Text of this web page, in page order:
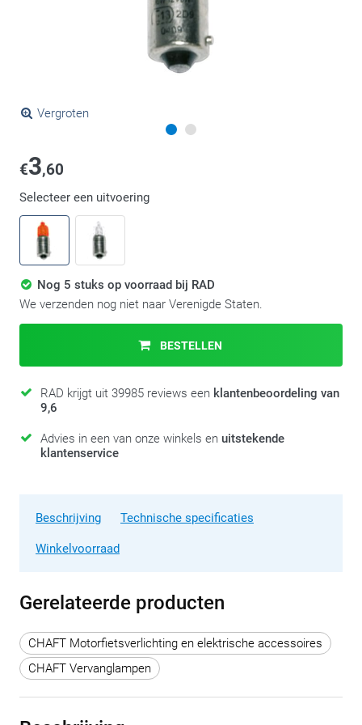
Vergroten
€3,60
Selecteer een uitvoering
Nog 5 stuks op voorraad bij RAD
We verzenden nog niet naar Verenigde Staten.
BESTELLEN
RAD krijgt uit 39985 reviews een klantenbeoordeling van
9,6
Advies in een van onze winkels en uitstekende
klantenservice
Beschrijving Technische specificaties
Winkelvoorraad
Gerelateerde producten
CHAFT Motorfietsverlichting en elektrische accessoires
CHAFT Vervanglampen